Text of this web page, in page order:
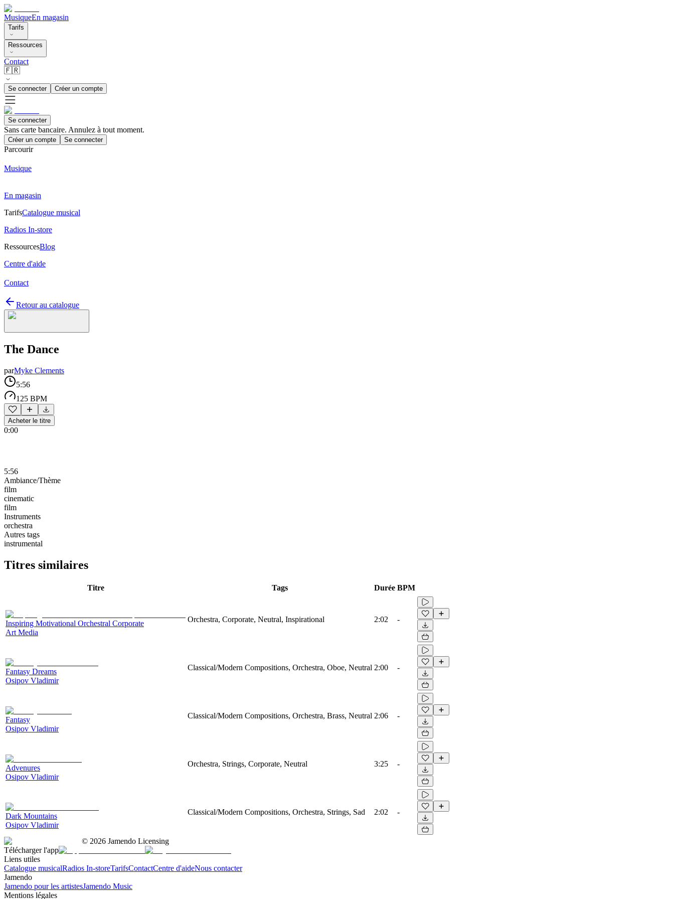
MusiqueEn magasin
Tarifs
Ressources
Contact
🇫🇷
Se connecter Créer un compte
Se connecter
Sans carte bancaire. Annulez à tout moment.
Créer un compte Se connecter
Parcourir
Musique
En magasin
TarifsCatalogue musical
Radios In-store
RessourcesBlog
Centre d'aide
Contact
Retour au catalogue
The Dance
parMyke Clements
5:56
125 BPM
Acheter le titre
0:00
5:56
Ambiance/Thème
film
cinematic
film
Instruments
orchestra
Autres tags
instrumental
Titres similaires
Titre Tags Durée BPM
Inspiring Motivational Orchestral Corporate
Art Media
Orchestra, Corporate, Neutral, Inspirational 2:02 -
Fantasy Dreams
Osipov Vladimir
Classical/Modern Compositions, Orchestra, Oboe, Neutral 2:00 -
Fantasy
Osipov Vladimir
Classical/Modern Compositions, Orchestra, Brass, Neutral 2:06 -
Advenures
Osipov Vladimir
Orchestra, Strings, Corporate, Neutral 3:25 -
Dark Mountains
Osipov Vladimir
Classical/Modern Compositions, Orchestra, Strings, Sad 2:02 -
© 2026 Jamendo Licensing
Télécharger l'app
Liens utiles
Catalogue musicalRadios In-storeTarifsContactCentre d'aideNous contacter
Jamendo
Jamendo pour les artistesJamendo Music
Mentions légales